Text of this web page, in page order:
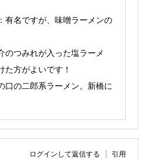
有名ですが、味噌ラーメンの
のつみれが入った塩ラーメ
た方がよいです！
口の二郎系ラーメン。新橋に
ログインして返信する 引用